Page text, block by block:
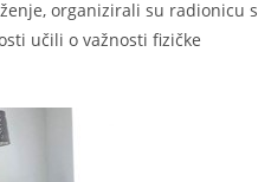
organizirali su radionicu s
učili o važnosti fizičke